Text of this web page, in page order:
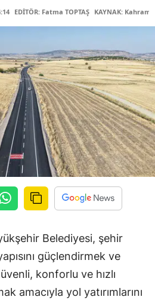
EDİTÖR: Fatma TOPTAŞ KAYNAK:
Belediyesi, şehir
güçlendirmek ve
konforlu ve hızlı
amacıyla yol yatırımlarını